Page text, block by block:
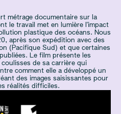
métrage documentaire sur la
le travail met en lumière l'impact
plastique des océans. Nous
après son expédition avec des
(Pacifique Sud) et que certaines
Le film présente les
de sa carrière qui
comment elle a développé un
des images saisissantes pour
réalités difficiles.